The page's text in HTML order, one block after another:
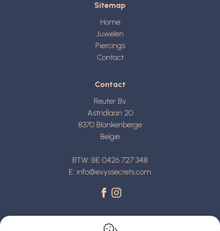
Sitemap
Home
Juwelen
Piercings
Contact
Contact
Reuter Bv
Astridlaan 20
8370 Blankenberge
België
BTW: BE 0426 727 348
E: info@evyssecrets.com